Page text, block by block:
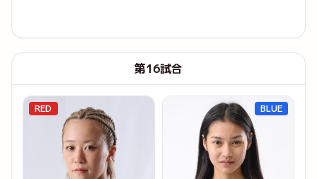
第16試合
RED BLUE